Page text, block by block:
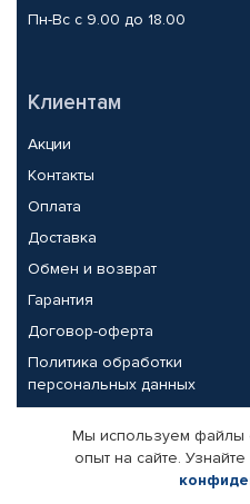
Пн-Вс с 9.00 до 18.00
Клиентам
Акции
Контакты
Оплата
Доставка
Обмен и возврат
Гарантия
Договор-оферта
Политика обработки
персональных данных
Партнерам
Корпоративным клиентам
Мы используем файлы
опыт на сайте.